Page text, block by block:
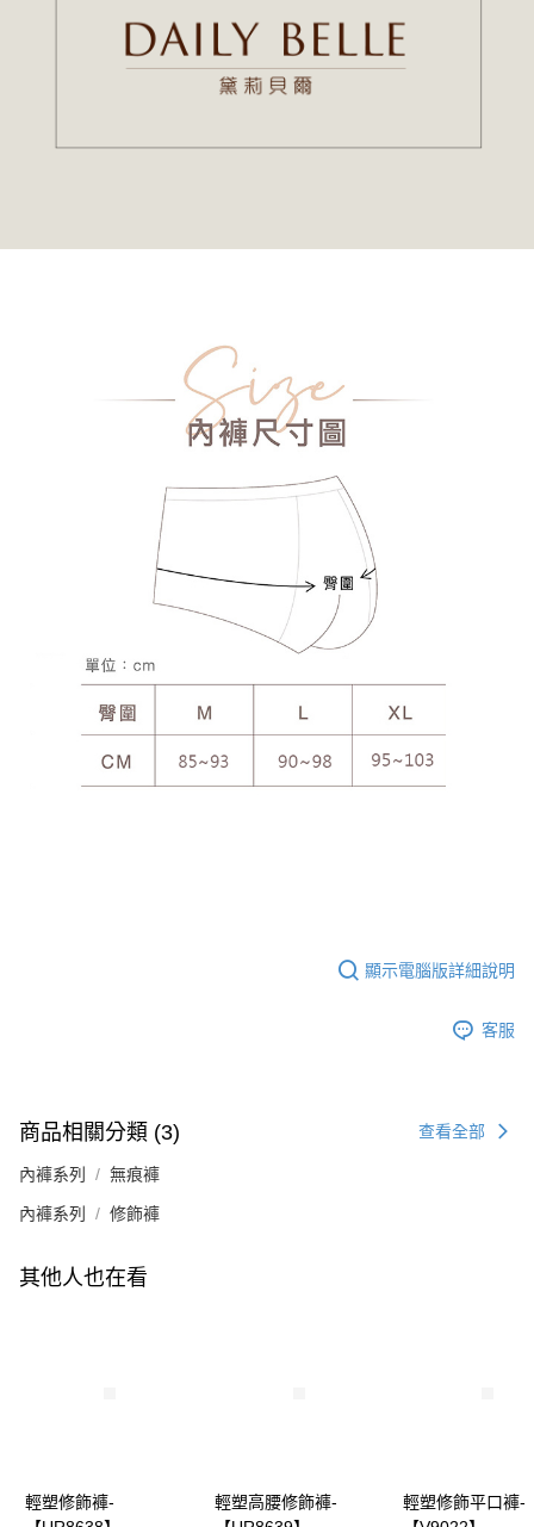
顯示電腦版詳細說明
客服
商品相關分類 (3) 查看全部
內褲系列 無痕褲
內褲系列 修飾褲
其他人也在看
輕塑修飾褲-
輕塑高腰修飾褲-
輕塑修飾平口褲-